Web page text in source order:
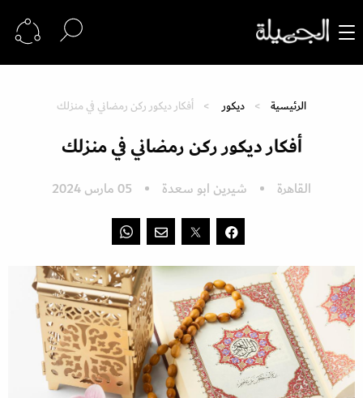
الرئيسية ديكور أفكار ديكور ركن رمضاني في منزلك
أفكار ديكور ركن رمضاني في منزلك
القاهرة شيرين ابو سعدة 05 مارس 2024